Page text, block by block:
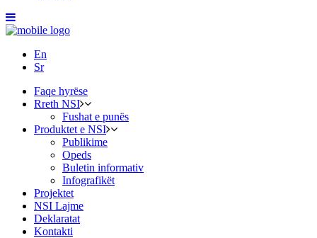
En
Sr
Faqe hyrëse
Rreth NSI
Fushat e punës
Produktet e NSI
Publikime
Opeds
Buletin informativ
Infografikët
Projektet
NSI Lajme
Deklaratat
Kontakti